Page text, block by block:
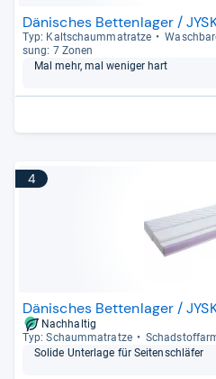
Dänisches Bettenlager /
Typ: Kalt­schaum­ma­tratze
sung: 7 Zonen
Mal mehr, mal weni­ger hart
4
Dänisches Bettenlager /
Nachhaltig
Typ: Schaum­ma­tratze
Solide Unter­lage für Sei­ten­schlä­fer